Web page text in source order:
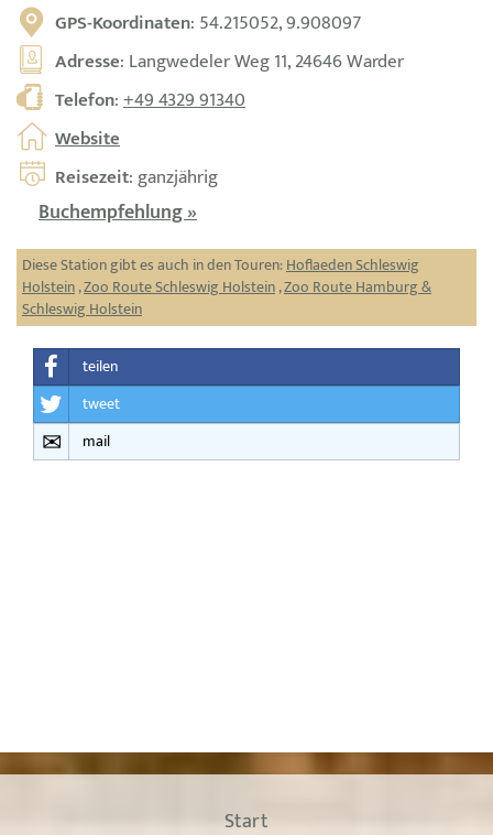
GPS-Koordinaten: 54.215052, 9.908097
Adresse: Langwedeler Weg 11, 24646 Warder
Telefon:+49 4329 91340
Website
Reisezeit: ganzjährig
Buchempfehlung »
Diese Station gibt es auch in den Touren:Hoflaeden Schleswig
Holstein,Zoo Route Schleswig Holstein,Zoo Route Hamburg &
Schleswig Holstein
teilen
tweet
mail
Start